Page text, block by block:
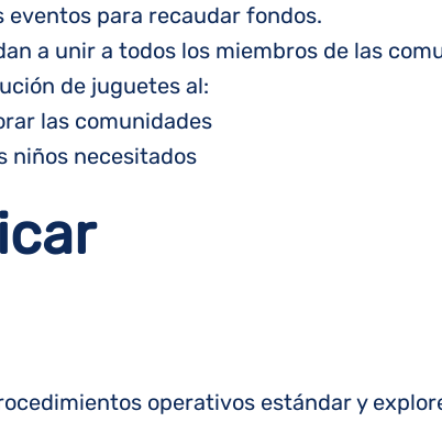
eventos para recaudar fondos.
a unir a todos los miembros de las
de juguetes al:
las comunidades
niños necesitados
operativos estándar y